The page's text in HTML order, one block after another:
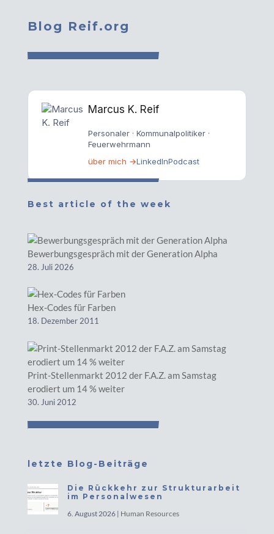
Blog Reif.org
Marcus K. Reif
Personaler · Kommunalpolitiker ·
Feuerwehrmann
über mich →LinkedInPodcast
Best article of the week
Bewerbungsgespräch mit der Generation Alpha
28. Juli 2026
Hex-Codes für Farben
18. Dezember 2011
Print-Stellenmarkt 2012 der F.A.Z. am Samstag
erodiert um 14 % weiter
30. Juni 2012
letzte Blog-Beiträge
Die Rückkehr zur Strukturarbeit
im Personalwesen
6. August 2026| Human Resources